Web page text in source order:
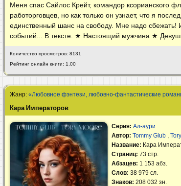
Меня спас Сайлос Крейт, командор ксорианского
работорговцев, но как только он узнает, что я
единственный шанс на свободу. Мне надо сбежать!
событий... В тексте: ★ Настоящий мужчина ★
Количество просмотров: 8131
Рейтинг онлайн книги: 1.00
Жанр:«Любовное фэнтези, любовно-фантастические
Кара Императоров
Серия:Ал-аури
Автор:Tommy Glub ,
Название: Кара
Страниц:73 стр.
Абзацев: 1 153 абз.
Слов:38 979 сл.
Знаков:208 032 зн.